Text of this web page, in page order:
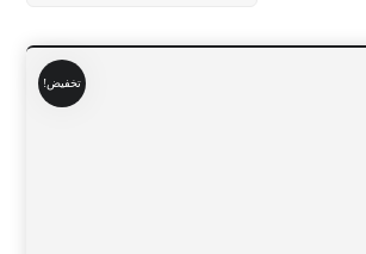
تخفيض!